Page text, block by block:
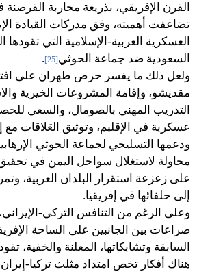
القرن الإفريقي، بذريعة محاربة القرصنة
تضاعفت أهميته، وفق مدركات القيادة
العسكرية العربية-الإسلامية التي تقودها
السعودية ضد جماعة الحوثي [25]
.
ولعل ذلك ما يفسر حرص طهران على
مقديشو، وإقامة المشروعات الخيرية
التدريب المهني بالصومال، والسعي
عسكرية في الإقليم، وتوثيق العَلاقات مع
ودعمها التسليحي لجماعة الحوثي
محاولة لاستغلال سواحل اليمن في تحقيق
على زعزعة استقرار البلدان العربية،
إلى حلفائها في إفريقيا.
وعلى الرغم من التنافس التركي-
صراعات بين الجانبين على الساحة
السابقة وتشابكاتها، المعلنة والخفية،
هناك أفكار تخص امتداد مثلث تركيا-